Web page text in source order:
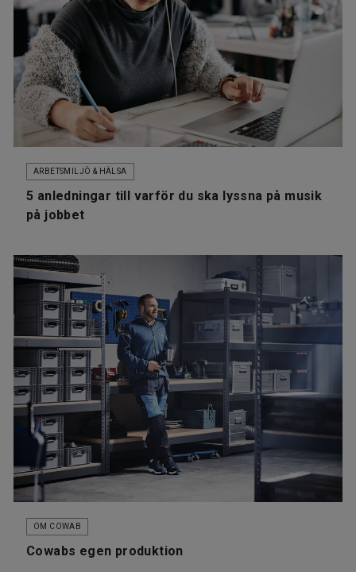
ARBETSMILJÖ & HÄLSA
5 anledningar till varför du ska lyssna på musik
på jobbet
OM COWAB
Cowabs egen produktion